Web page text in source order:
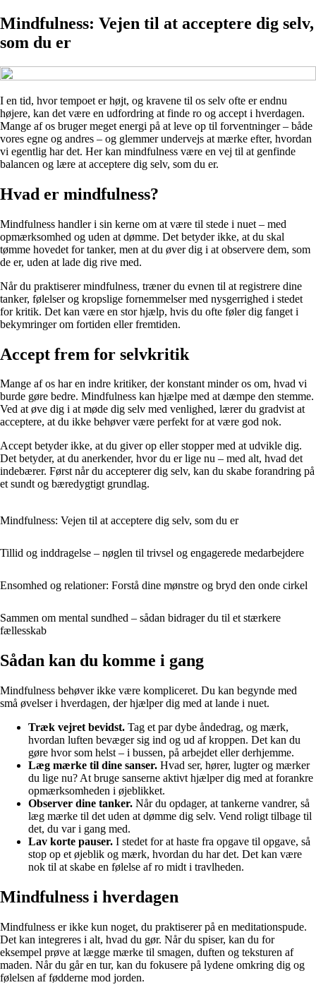
Mindfulness: Vejen til at acceptere dig selv,
som du er
I en tid, hvor tempoet er højt, og kravene til os selv ofte er endnu
højere, kan det være en udfordring at finde ro og accept i hverdagen.
Mange af os bruger meget energi på at leve op til forventninger – både
vores egne og andres – og glemmer undervejs at mærke efter, hvordan
vi egentlig har det. Her kan mindfulness være en vej til at genfinde
balancen og lære at acceptere dig selv, som du er.
Hvad er mindfulness?
Mindfulness handler i sin kerne om at være til stede i nuet – med
opmærksomhed og uden at dømme. Det betyder ikke, at du skal
tømme hovedet for tanker, men at du øver dig i at observere dem, som
de er, uden at lade dig rive med.
Når du praktiserer mindfulness, træner du evnen til at registrere dine
tanker, følelser og kropslige fornemmelser med nysgerrighed i stedet
for kritik. Det kan være en stor hjælp, hvis du ofte føler dig fanget i
bekymringer om fortiden eller fremtiden.
Accept frem for selvkritik
Mange af os har en indre kritiker, der konstant minder os om, hvad vi
burde gøre bedre. Mindfulness kan hjælpe med at dæmpe den stemme.
Ved at øve dig i at møde dig selv med venlighed, lærer du gradvist at
acceptere, at du ikke behøver være perfekt for at være god nok.
Accept betyder ikke, at du giver op eller stopper med at udvikle dig.
Det betyder, at du anerkender, hvor du er lige nu – med alt, hvad det
indebærer. Først når du accepterer dig selv, kan du skabe forandring på
et sundt og bæredygtigt grundlag.
Mindfulness: Vejen til at acceptere dig selv, som du er
Tillid og inddragelse – nøglen til trivsel og engagerede medarbejdere
Ensomhed og relationer: Forstå dine mønstre og bryd den onde cirkel
Sammen om mental sundhed – sådan bidrager du til et stærkere
fællesskab
Sådan kan du komme i gang
Mindfulness behøver ikke være kompliceret. Du kan begynde med
små øvelser i hverdagen, der hjælper dig med at lande i nuet.
Træk vejret bevidst. Tag et par dybe åndedrag, og mærk,
hvordan luften bevæger sig ind og ud af kroppen. Det kan du
gøre hvor som helst – i bussen, på arbejdet eller derhjemme.
Læg mærke til dine sanser. Hvad ser, hører, lugter og mærker
du lige nu? At bruge sanserne aktivt hjælper dig med at forankre
opmærksomheden i øjeblikket.
Observer dine tanker. Når du opdager, at tankerne vandrer, så
læg mærke til det uden at dømme dig selv. Vend roligt tilbage til
det, du var i gang med.
Lav korte pauser. I stedet for at haste fra opgave til opgave, så
stop op et øjeblik og mærk, hvordan du har det. Det kan være
nok til at skabe en følelse af ro midt i travlheden.
Mindfulness i hverdagen
Mindfulness er ikke kun noget, du praktiserer på en meditationspude.
Det kan integreres i alt, hvad du gør. Når du spiser, kan du for
eksempel prøve at lægge mærke til smagen, duften og teksturen af
maden. Når du går en tur, kan du fokusere på lydene omkring dig og
følelsen af fødderne mod jorden.